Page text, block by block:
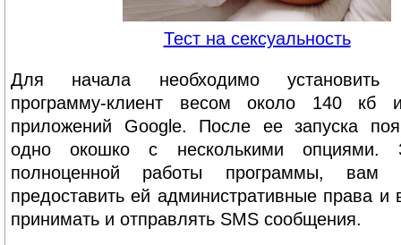
Тест на сексуальность
Для начала необходимо установить
программу-клиент весом около 140 кб
приложений Google. После ее запуска
одно окошко с несколькими опциями.
полноценной работы программы, вам
предоставить ей административные права и
принимать и отправлять SMS сообщения.